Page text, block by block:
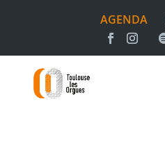
AGENDA